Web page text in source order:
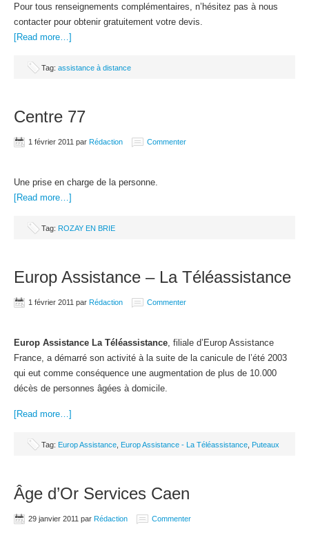
Pour tous renseignements complémentaires, n’hésitez pas à nous
contacter pour obtenir gratuitement votre devis.
[Read more…]
Tag: assistance à distance
Centre 77
1 février 2011 par Rédaction Commenter
Une prise en charge de la personne.
[Read more…]
Tag: ROZAY EN BRIE
Europ Assistance – La Téléassistance
1 février 2011 par Rédaction Commenter
Europ Assistance La Téléassistance , filiale d’Europ Assistance
France, a démarré son activité à la suite de la canicule de l’été 2003
qui eut comme conséquence une augmentation de plus de 10.000
décès de personnes âgées à domicile.
[Read more…]
Tag: Europ Assistance Europ Assistance - La Téléassistance Puteaux
Âge d’Or Services Caen
29 janvier 2011 par Rédaction Commenter